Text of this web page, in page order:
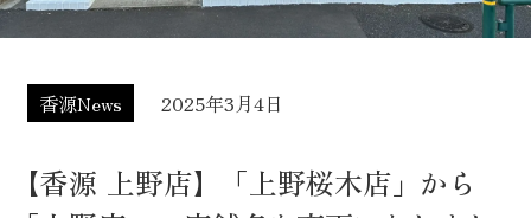
香源News 2025年3月4日
【香源 上野店】「上野桜木店」から